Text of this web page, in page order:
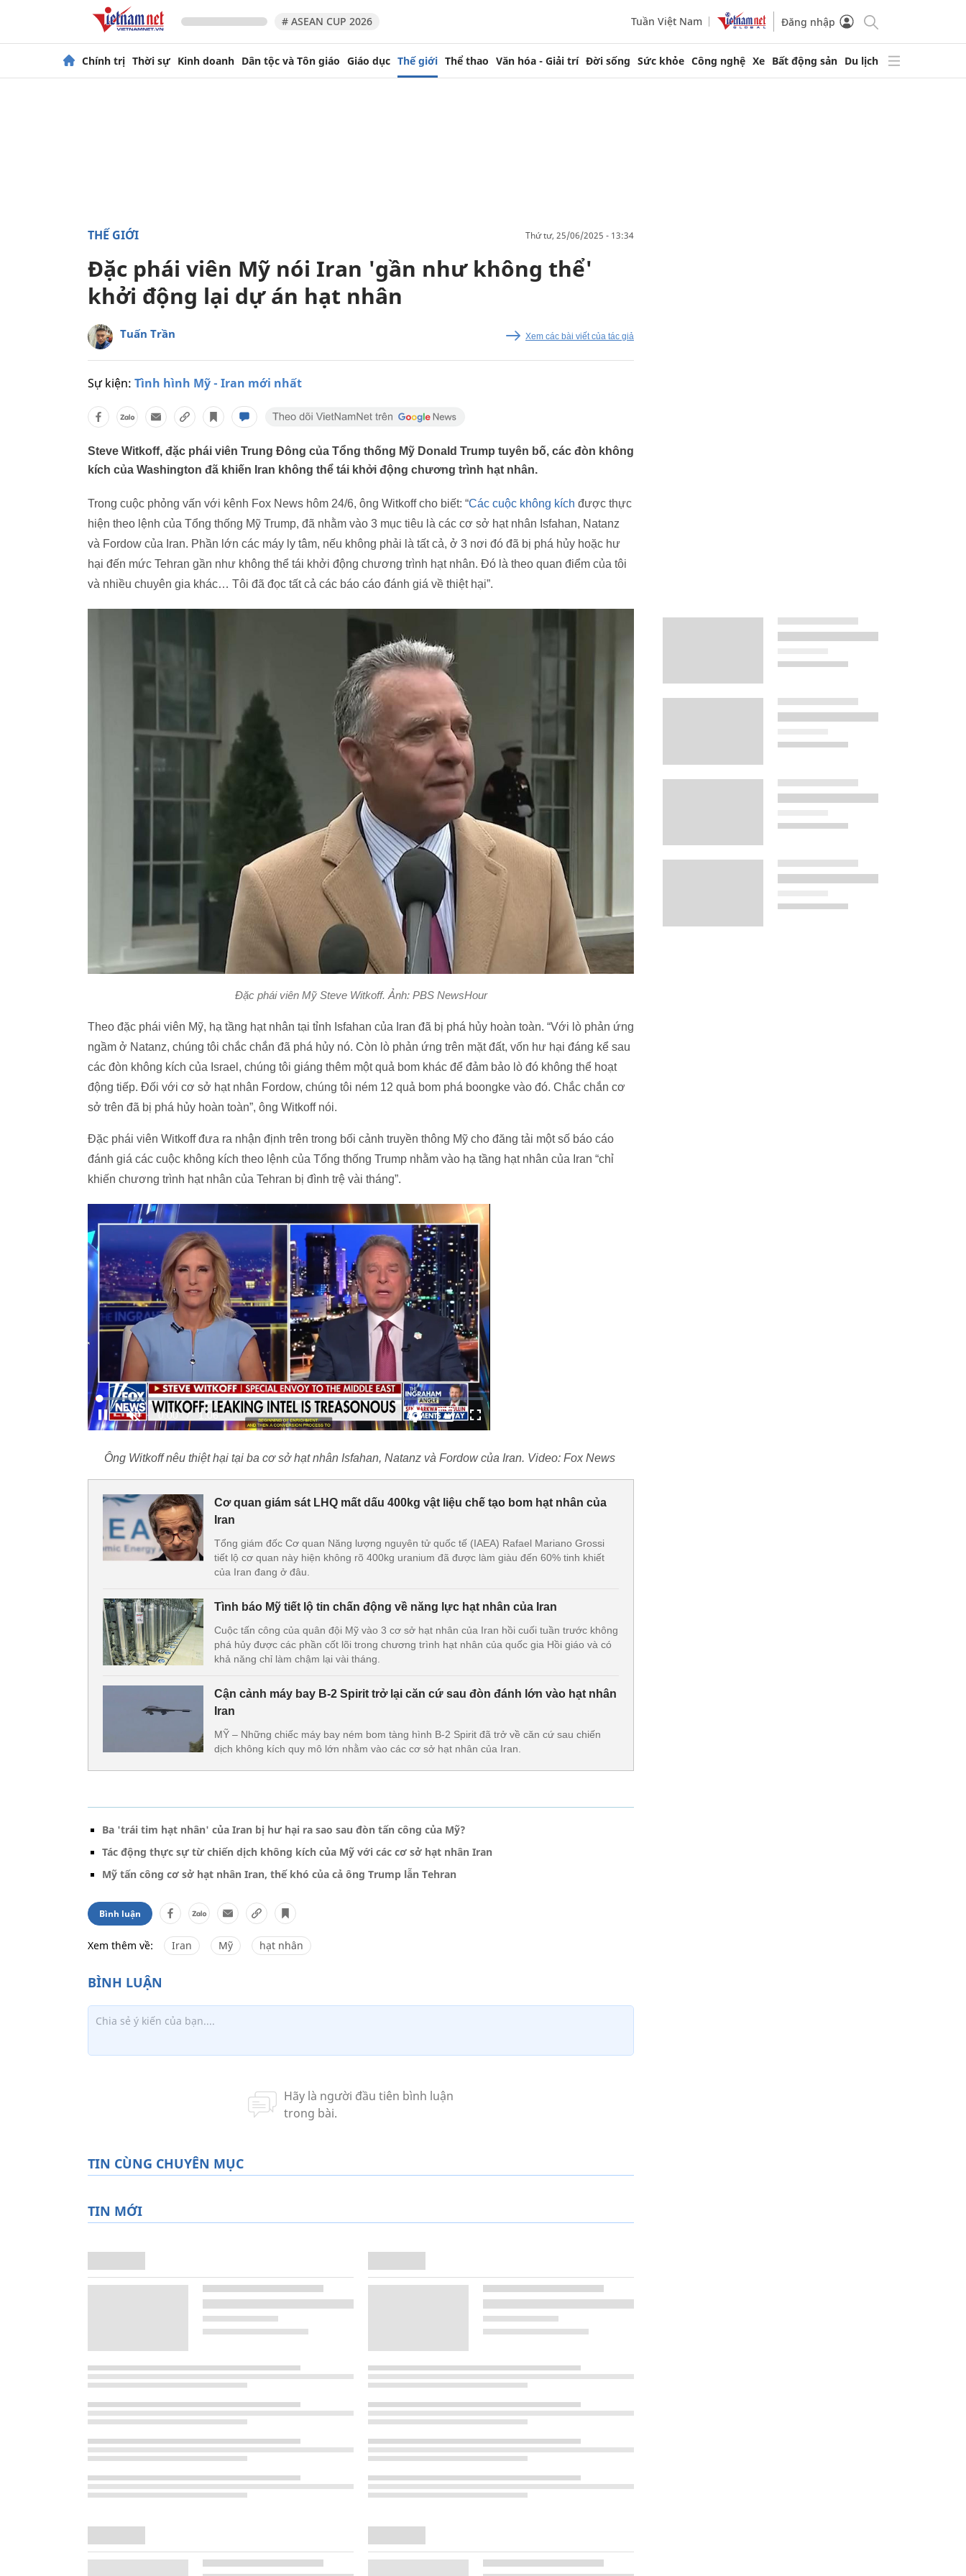
# ASEAN CUP 2026 Tuần Việt Nam Đăng nhập
Chính trị Thời sự Kinh doanh Dân tộc và Tôn giáo Giáo dục Thế giới Thể thao Văn hóa - Giải trí Đời sống Sức khỏe Công nghệ Xe Bất động sản Du lịch
THẾ GIỚI thứ tư, 25/06/2025 - 13:34
Đặc phái viên Mỹ nói Iran 'gần như không thể'
khởi động lại dự án hạt nhân
Tuấn Trần Xem các bài viết của tác giả
Sự kiện: Tình hình Mỹ - Iran mới nhất
Steve Witkoff, đặc phái viên Trung Đông của Tổng thống Mỹ Donald Trump tuyên bố, các đòn không
kích của Washington đã khiến Iran không thể tái khởi động chương trình hạt nhân.
Trong cuộc phỏng vấn với kênh Fox News hôm 24/6, ông Witkoff cho biết: “Các cuộc không kích được thực
hiện theo lệnh của Tổng thống Mỹ Trump, đã nhằm vào 3 mục tiêu là các cơ sở hạt nhân Isfahan, Natanz
và Fordow của Iran. Phần lớn các máy ly tâm, nếu không phải là tất cả, ở 3 nơi đó đã bị phá hủy hoặc hư
hại đến mức Tehran gần như không thể tái khởi động chương trình hạt nhân. Đó là theo quan điểm của tôi
và nhiều chuyên gia khác… Tôi đã đọc tất cả các báo cáo đánh giá về thiệt hại”.
Đặc phái viên Mỹ Steve Witkoff. Ảnh: PBS NewsHour
Theo đặc phái viên Mỹ, hạ tầng hạt nhân tại tỉnh Isfahan của Iran đã bị phá hủy hoàn toàn. “Với lò phản ứng
ngầm ở Natanz, chúng tôi chắc chắn đã phá hủy nó. Còn lò phản ứng trên mặt đất, vốn hư hại đáng kể sau
các đòn không kích của Israel, chúng tôi giáng thêm một quả bom khác để đảm bảo lò đó không thể hoạt
động tiếp. Đối với cơ sở hạt nhân Fordow, chúng tôi ném 12 quả bom phá boongke vào đó. Chắc chắn cơ
sở trên đã bị phá hủy hoàn toàn”, ông Witkoff nói.
Đặc phái viên Witkoff đưa ra nhận định trên trong bối cảnh truyền thông Mỹ cho đăng tải một số báo cáo
đánh giá các cuộc không kích theo lệnh của Tổng thống Trump nhằm vào hạ tầng hạt nhân của Iran “chỉ
khiến chương trình hạt nhân của Tehran bị đình trệ vài tháng”.
Ông Witkoff nêu thiệt hại tại ba cơ sở hạt nhân Isfahan, Natanz và Fordow của Iran. Video: Fox News
Cơ quan giám sát LHQ mất dấu 400kg vật liệu chế tạo bom hạt nhân của
Iran
Tổng giám đốc Cơ quan Năng lượng nguyên tử quốc tế (IAEA) Rafael Mariano Grossi
tiết lộ cơ quan này hiện không rõ 400kg uranium đã được làm giàu đến 60% tinh khiết
của Iran đang ở đâu.
Tình báo Mỹ tiết lộ tin chấn động về năng lực hạt nhân của Iran
Cuộc tấn công của quân đội Mỹ vào 3 cơ sở hạt nhân của Iran hồi cuối tuần trước không
phá hủy được các phần cốt lõi trong chương trình hạt nhân của quốc gia Hồi giáo và có
khả năng chỉ làm chậm lại vài tháng.
Cận cảnh máy bay B-2 Spirit trở lại căn cứ sau đòn đánh lớn vào hạt nhân
Iran
MỸ – Những chiếc máy bay ném bom tàng hình B-2 Spirit đã trở về căn cứ sau chiến
dịch không kích quy mô lớn nhằm vào các cơ sở hạt nhân của Iran.
Ba 'trái tim hạt nhân' của Iran bị hư hại ra sao sau đòn tấn công của Mỹ?
Tác động thực sự từ chiến dịch không kích của Mỹ với các cơ sở hạt nhân Iran
Mỹ tấn công cơ sở hạt nhân Iran, thế khó của cả ông Trump lẫn Tehran
Bình luận
Xem thêm về: Iran Mỹ hạt nhân
TIN CÙNG CHUYÊN MỤC
TIN MỚI